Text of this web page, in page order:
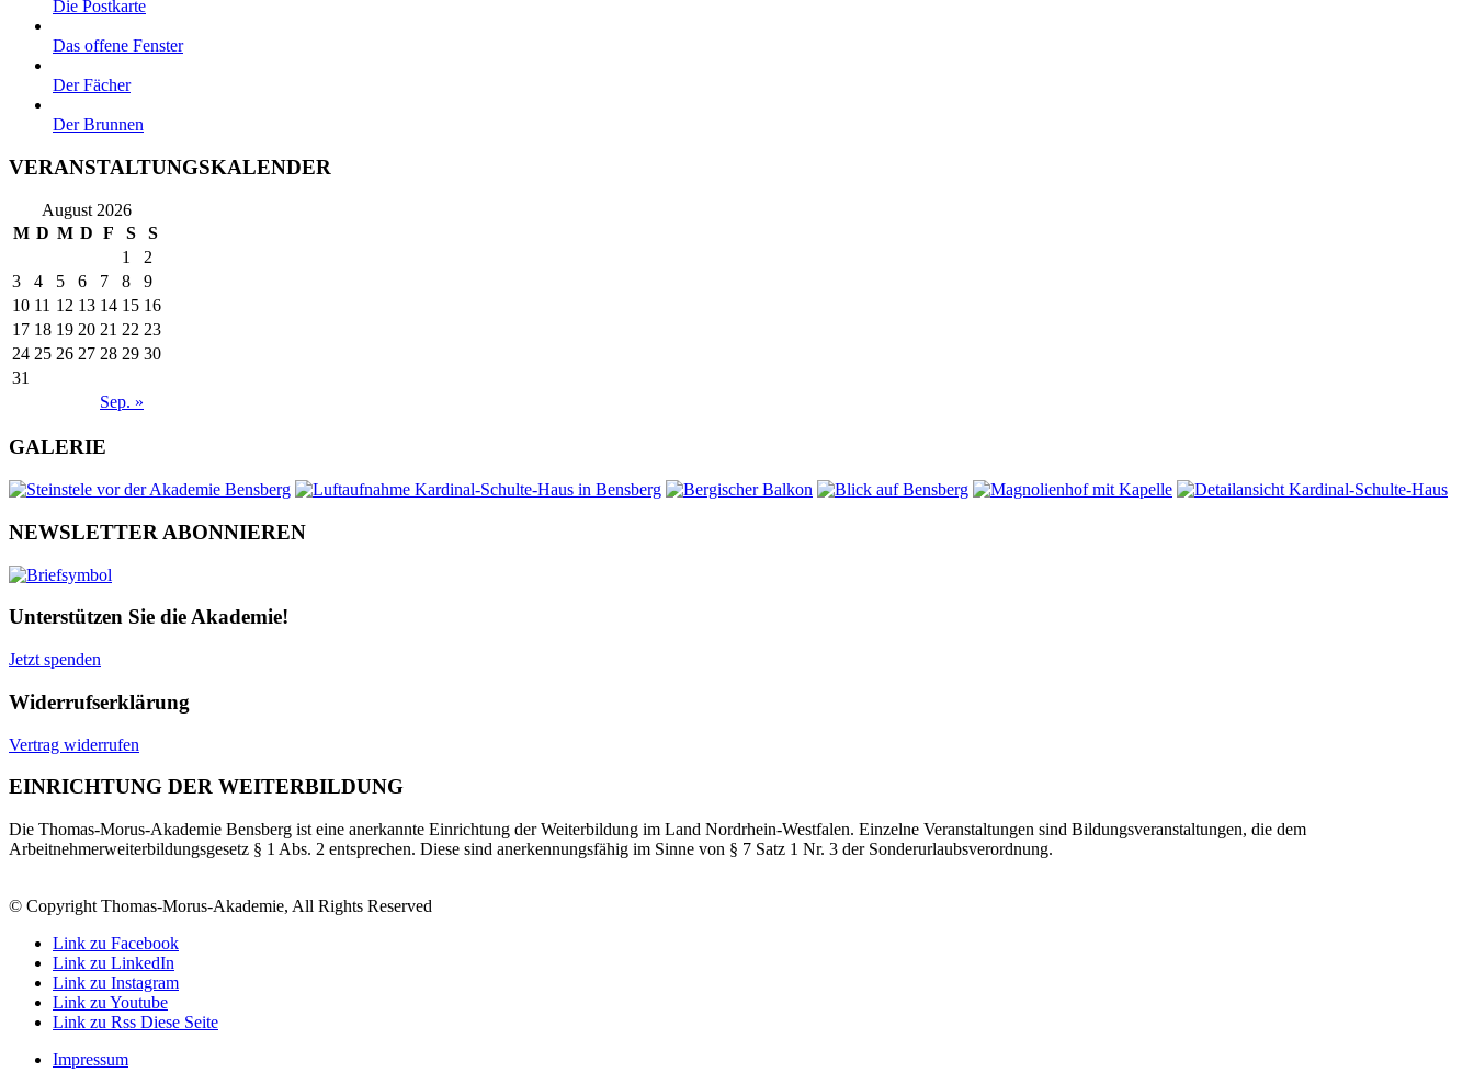
Die Postkarte
Das offene Fenster
Der Fächer
Der Brunnen
VERANSTALTUNGSKALENDER
August 2026
M D M D F S S
Sep. »
1
2
3
4 5 6 7 8
9
10 11 12 13 14 15 16
17 18 19 20 21 22 23
24 25 26 27 28 29 30
31
GALERIE
NEWSLETTER ABONNIEREN
Unterstützen Sie die Akademie!
Jetzt spenden
Widerrufserklärung
Vertrag widerrufen
EINRICHTUNG DER WEITERBILDUNG
Die Thomas-Morus-Akademie Bensberg ist eine anerkannte Einrichtung der Weiterbildung im Land Nordrhein-Westfalen. Einzelne Veranstaltungen sind Bildungsveranstaltungen, die dem
Arbeitnehmerweiterbildungsgesetz § 1 Abs. 2 entsprechen. Diese sind anerkennungsfähig im Sinne von § 7 Satz 1 Nr. 3 der Sonderurlaubsverordnung.
© Copyright Thomas-Morus-Akademie, All Rights Reserved
Link zu Facebook
Link zu LinkedIn
Link zu Instagram
Link zu Youtube
Link zu Rss Diese Seite
Impressum